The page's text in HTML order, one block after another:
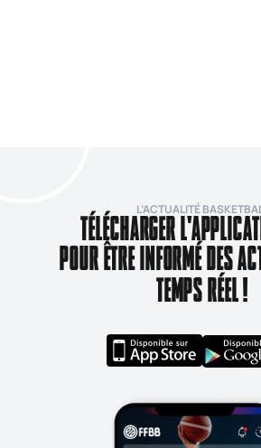
L’ACTUALITÉ
TÉLÉCHARGER
POUR ÊTRE INFORMÉ DES
TEMPS RÉEL !